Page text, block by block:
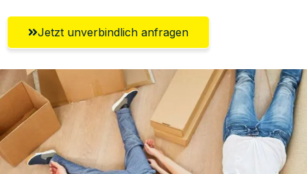
Jetzt unverbindlich anfragen